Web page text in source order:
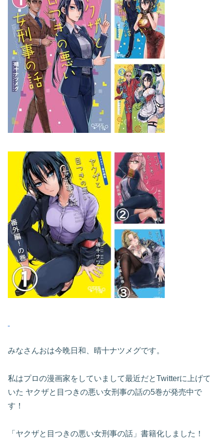
みなさんおは今晩日和、晴十ナツメグです。
私はプロの漫画家をしていまして最近だとTwitterに上げて
いた ヤクザと目つきの悪い女刑事の話の5巻が発売中で
す！
「ヤクザと目つきの悪い女刑事の話」書籍化しました！